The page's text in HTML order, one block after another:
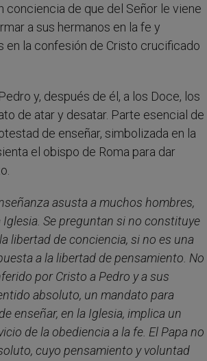
conciencia de que del Señor le viene
a sus hermanos en la fe y
en la confesión de Cristo crucificado
y, después de él, a los Doce, los
de atar y desatar. Parte esencial de
de enseñar, simbolizada en la
el obispo de Roma para dar
asusta a muchos hombres,
Se preguntan si no constituye
libertad de conciencia, si no es una
a la libertad de pensamiento. No
por Cristo a Pedro y a sus
absoluto, un mandato para
enseñar, en la Iglesia, implica un
de la obediencia a la fe. El Papa no
cuyo pensamiento y voluntad